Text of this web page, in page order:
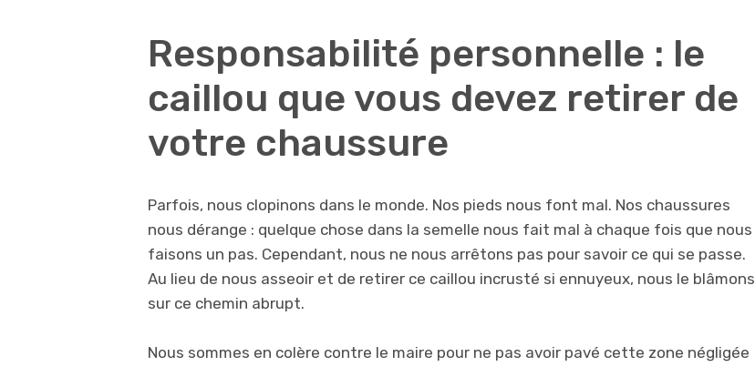
Responsabilité personnelle : le
caillou que vous devez retirer de
votre chaussure
Parfois, nous clopinons dans le monde. Nos pieds nous font mal. Nos chaussures
nous dérange : quelque chose dans la semelle nous fait mal à chaque fois que nous
faisons un pas. Cependant, nous ne nous arrêtons pas pour savoir ce qui se passe.
Au lieu de nous asseoir et de retirer ce caillou incrusté si ennuyeux, nous le blâmons
sur ce chemin abrupt.
Nous sommes en colère contre le maire pour ne pas avoir pavé cette zone négligée